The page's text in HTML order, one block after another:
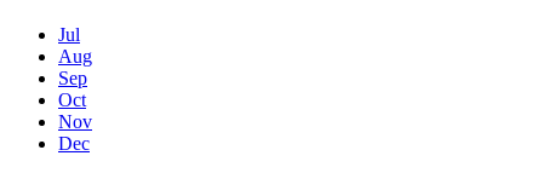
Jul
Aug
Sep
Oct
Nov
Dec